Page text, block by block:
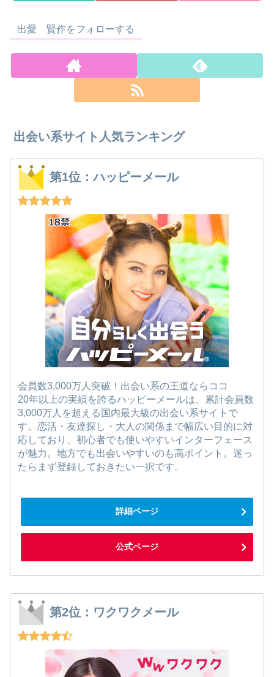
出愛 賢作をフォローする
出会い系サイト人気ランキング
第1位：ハッピーメール
会員数3,000万人突破！出会い系の王道ならココ
20年以上の実績を誇るハッピーメールは、累計会員数
3,000万人を超える国内最大級の出会い系サイトで
す。恋活・友達探し・大人の関係まで幅広い目的に対
応しており、初心者でも使いやすいインターフェース
が魅力。地方でも出会いやすいのも高ポイント。迷っ
たらまず登録しておきたい一択です。
詳細ページ
公式ページ
第2位：ワクワクメール